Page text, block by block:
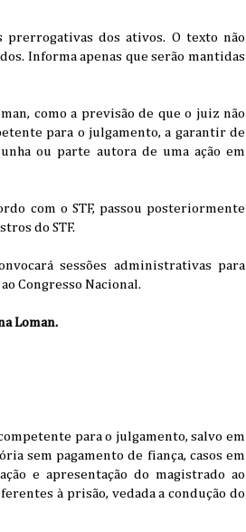
prerrogativas dos ativos. O texto não
Informa apenas que serão mantidas
como a previsão de que o juiz não
para o julgamento, a garantir de
ou parte autora de uma ação em
com o STF, passou posteriormente
do STF.
sessões administrativas para
Congresso Nacional.
Loman.
para o julgamento, salvo em
sem pagamento de fiança, casos em
e apresentação do magistrado ao
à prisão, vedada a condução do